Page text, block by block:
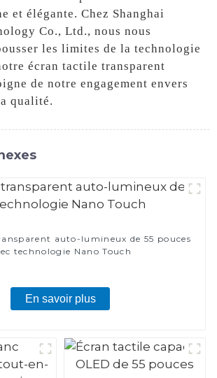
et élégante. Chez Shanghai
Co., Ltd., nous nous
les limites de la technologie
écran tactile transparent
de notre engagement envers
qualité.
auto-lumineux de 55 pouces
technologie Nano Touch
En savoir plus